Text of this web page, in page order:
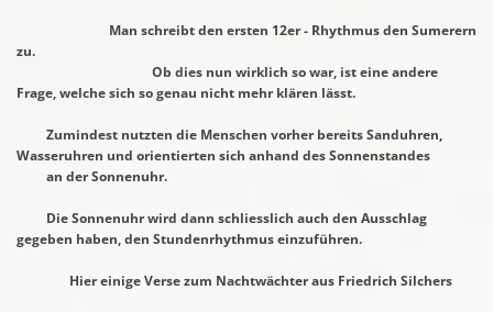
Man schreibt den ersten 12er - Rhythmus den Sumerern
zu.
Ob dies nun wirklich so war, ist eine andere
Frage, welche sich so genau nicht mehr klären lässt.
Zumindest nutzten die Menschen vorher bereits Sanduhren,
Wasseruhren und orientierten sich anhand desSonnenstandes
an der Sonnenuhr.
Die Sonnenuhr wird dann schliesslich auch den Ausschlag
gegeben haben, den Stundenrhythmus einzuführen.
Hier einige Verse zum Nachtwächter aus Friedrich Silchers